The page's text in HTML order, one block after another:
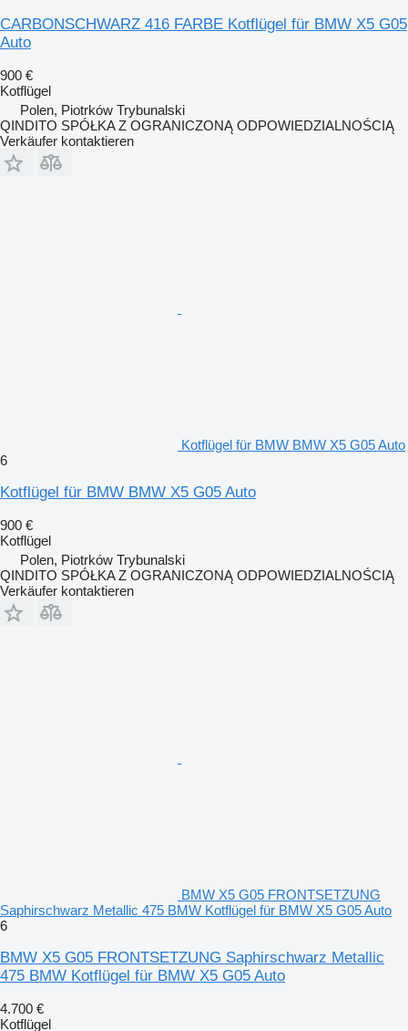
CARBONSCHWARZ 416 FARBE Kotflügel für BMW X5 G05
Auto
900 €
Kotflügel
Polen, Piotrków Trybunalski
QINDITO SPÓŁKA Z OGRANICZONĄ ODPOWIEDZIALNOŚCIĄ
Verkäufer kontaktieren
Kotflügel für BMW BMW X5 G05 Auto
6
Kotflügel für BMW BMW X5 G05 Auto
900 €
Kotflügel
Polen, Piotrków Trybunalski
QINDITO SPÓŁKA Z OGRANICZONĄ ODPOWIEDZIALNOŚCIĄ
Verkäufer kontaktieren
BMW X5 G05 FRONTSETZUNG
Saphirschwarz Metallic 475 BMW Kotflügel für BMW X5 G05 Auto
6
BMW X5 G05 FRONTSETZUNG Saphirschwarz Metallic
475 BMW Kotflügel für BMW X5 G05 Auto
4.700 €
Kotflügel